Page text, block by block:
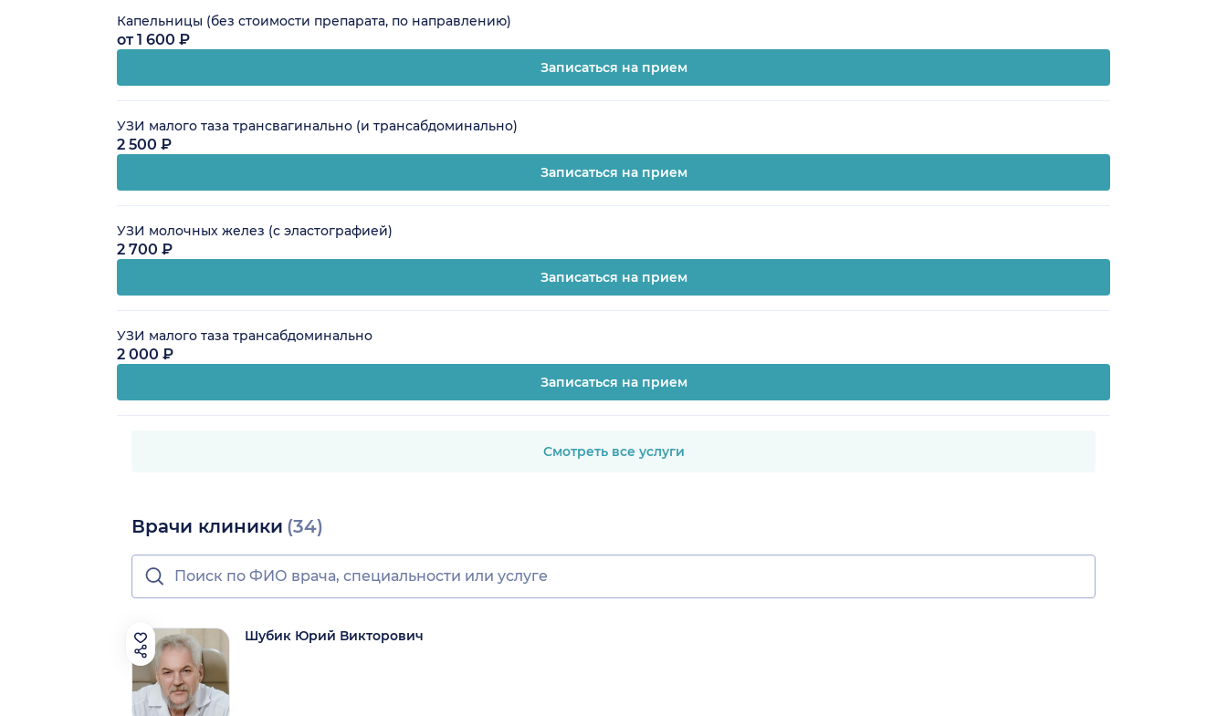
Капельницы (без стоимости препарата, по направлению)
от 1 600 ₽
Записаться на прием
УЗИ малого таза трансвагинально (и трансабдоминально)
2 500 ₽
Записаться на прием
УЗИ молочных желез (с эластографией)
2 700 ₽
Записаться на прием
УЗИ малого таза трансабдоминально
2 000 ₽
Записаться на прием
Смотреть все услуги
Врачи клиники (34)
Шубик Юрий Викторович